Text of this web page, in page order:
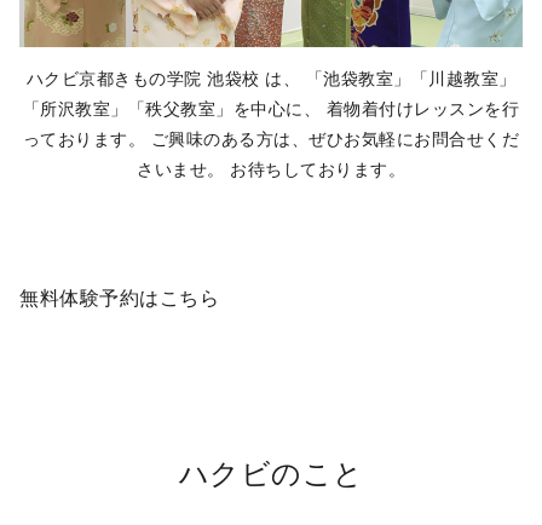
ハクビ京都きもの学院 池袋校 は、 「池袋教室」「川越教室」
「所沢教室」「秩父教室」を中心に、 着物着付けレッスンを行
っております。 ご興味のある方は、ぜひお気軽にお問合せくだ
さいませ。 お待ちしております。
無料体験予約はこちら
ハクビのこと